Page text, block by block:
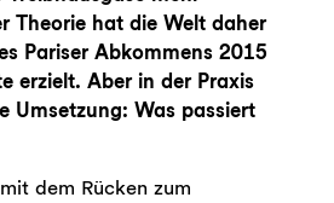
Theorie hat die Welt daher
Pariser Abkommens 2015
erzielt. Aber in der Praxis
Umsetzung: Was passiert
dem Rücken zum